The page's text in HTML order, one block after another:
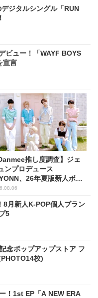
ジタルシングル「RUN
ビュー！「WAYF BOYS
宣言
推し度調査】ジェ
ンプロデュース
、26年夏版新人ボー
グループ人気No.1に
8月新人K-POP個人ブラン
5
念ポップアップストア フ
枚)
！1st EP「A NEW ERA